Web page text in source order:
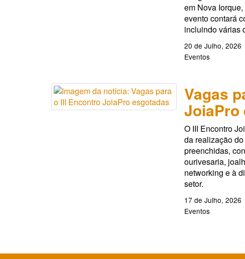
em Nova
evento contará
incluindo várias
20 de Julho, 2026
Eventos
Vagas
JoiaPro
O III Encontro
da realização
preenchidas,
ourivesaria,
networking e à
setor.
17 de Julho, 2026
Eventos